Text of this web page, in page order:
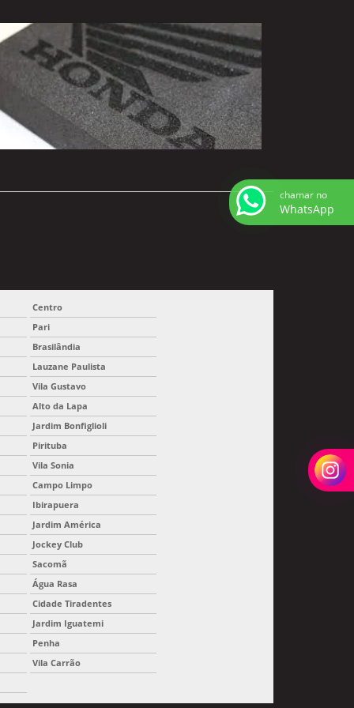
Centro
Pari
Brasilândia
Lauzane Paulista
Vila Gustavo
Alto da Lapa
Jardim Bonfiglioli
Pirituba
Vila Sonia
Campo Limpo
Ibirapuera
Jardim América
Jockey Club
Sacomã
Água Rasa
Cidade Tiradentes
Jardim Iguatemi
Penha
Vila Carrão
chamar no
WhatsApp